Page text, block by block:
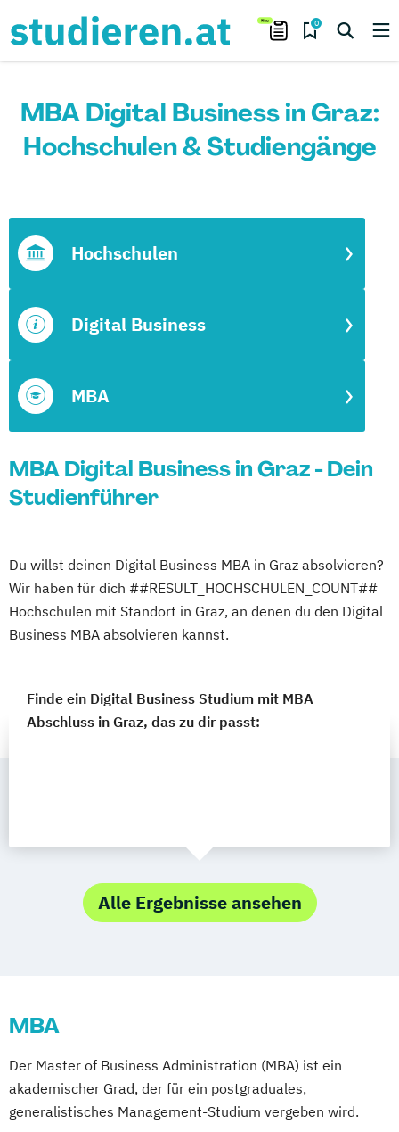
0
MBA Digital Business in Graz:
Hochschulen & Studiengänge
MBA
Digital Business
Hochschulen
MBA Digital Business in Graz - Dein
Studienführer
Du willst deinen Digital Business MBA in Graz absolvieren?
Wir haben für dich ##RESULT_HOCHSCHULEN_COUNT##
Hochschulen mit Standort in Graz, an denen du den Digital
Business MBA absolvieren kannst.
Finde ein Digital Business Studium mit MBA
Abschluss in Graz, das zu dir passt:
Alle Ergebnisse ansehen
MBA
Der Master of Business Administration (MBA) ist ein
akademischer Grad, der für ein postgraduales,
generalistisches Management-Studium vergeben wird.